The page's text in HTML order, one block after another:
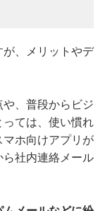
、メリットやデ
、普段からビジ
ては、使い慣れ
ホ向けアプリが
社内連絡メール